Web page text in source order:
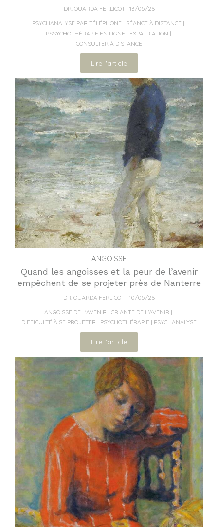
DR. OUARDA FERLICOT
13/05/26
PSYCHANALYSE PAR TÉLÉPHONE
SÉANCE À DISTANCE
PSSYCHOTHÉRAPIE EN LIGNE
EXPATRIATION
CONSULTER À DISTANCE
Lire l'article
ANGOISSE
Quand les angoisses et la peur de l’avenir
empêchent de se projeter près de Nanterre
DR. OUARDA FERLICOT 10/05/26
ANGOISSE DE L'AVENIR
CRIANTE DE L'AVENIR
DIFFICULTÉ À SE PROJETER
PSYCHOTHÉRAPIE PSYCHANALYSE
Lire l'article